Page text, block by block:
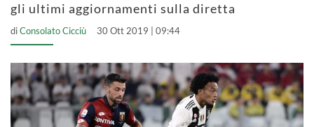
gli ultimi aggiornamenti sulla diretta
diConsolato Cicciù 30 Ott 2019 | 09:44